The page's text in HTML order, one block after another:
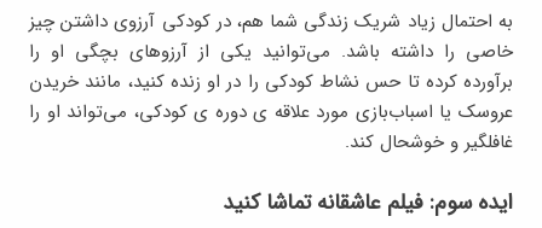
به احتمال زیاد شریک زندگی شما هم، در کودکی آرزوی داشتن چیز
خاصی را داشته باشد. می‌توانید یکی از آرزوهای بچگی او را
برآورده کرده تا حس نشاط کودکی را در او زنده کنید، مانند خریدن
عروسک یا اسباب‌بازی مورد علاقه ی دوره ی کودکی، می‌تواند او را
غافلگیر و خوشحال کند.
ایده سوم: فیلم عاشقانه تماشا کنید